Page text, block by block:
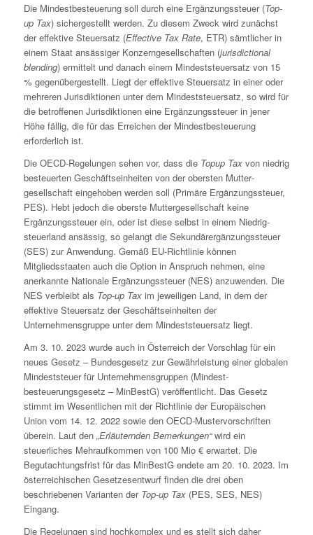
Die Mindest­besteuerung soll durch eine Ergänzungs­steuer (Top-
up Tax) sichergestellt werden. Zu diesem Zweck wird zunächst
der effektive Steuersatz (Effective Tax Rate, ETR) sämtlicher in
einem Staat ansässiger Konzern­gesellschaften (jurisdictional
blending) ermittelt und danach einem Mindest­steuersatz von 15
% gegenübergestellt. Liegt der effektive Steuersatz in einer oder
mehreren Jurisdiktionen unter dem Mindest­steuersatz, so wird für
die betroffenen Jurisdiktionen eine Ergänzungs­steuer in jener
Höhe fällig, die für das Erreichen der Mindest­besteuerung
erforderlich ist.
Die OECD-Regelungen sehen vor, dass die Topup Taxvon niedrig
besteuerten Geschäftseinheiten von der obersten Mutter­
gesellschaft eingehoben werden soll (Primäre Ergänzungs­steuer,
PES). Hebt jedoch die oberste Mutter­gesellschaft keine
Ergänzungs­steuer ein, oder ist diese selbst in einem Niedrig­
steuerland ansässig, so gelangt die Sekundärergänzungs­steuer
(SES) zur Anwendung. Gemäß EU-Richtlinie können
Mitgliedsstaaten auch die Option in Anspruch nehmen, eine
anerkannte Nationale Ergänzungs­steuer (NES) anzuwenden. Die
NES verbleibt als Top-up Taxim jeweiligen Land, in dem der
effektive Steuersatz der Geschäftseinheiten der
Unternehmensgruppe unter dem Mindest­steuersatz liegt.
Am 3. 10. 2023 wurde auch in Österreich der Vorschlag für ein
neues Gesetz – Bundes­gesetz zur Gewähr­leistung einer globalen
Mindest­steuer für Unternehmensgruppen (Mindest­
besteuerungsgesetz – MinBestG) veröffentlicht. Das Gesetz
stimmt im Wesentlichen mit der Richtlinie der Europäischen
Union vom 14. 12. 2022 sowie den OECD-Muster­vorschriften
überein. Laut den „Erläuternden Bemerkungen“wird ein
steuerliches Mehraufkommen von 100 Mio € erwartet. Die
Begutachtungs­frist für das MinBestG endete am 20. 10. 2023. Im
österreichischen Gesetzesentwurf finden die drei oben
beschriebenen Varianten der Top-up Tax(PES, SES, NES)
Eingang.
Die Regelungen sind hochkomplex und es stellt sich daher